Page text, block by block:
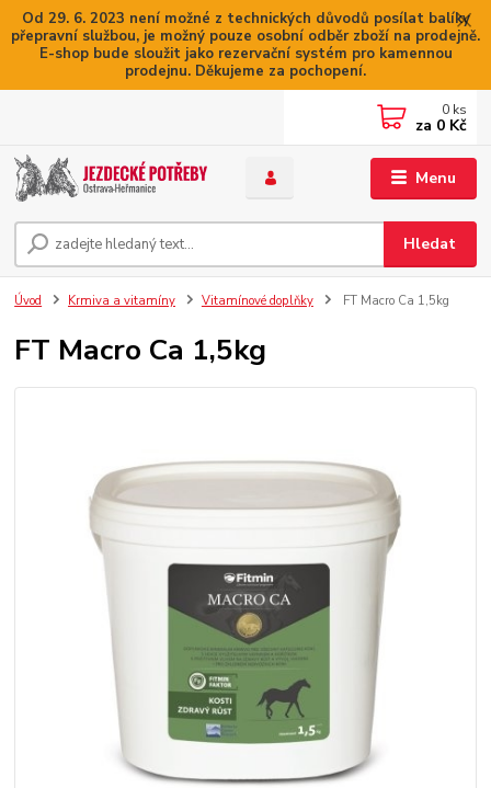
Od 29. 6. 2023 není možné z technických důvodů posílat balíky
přepravní službou, je možný pouze osobní odběr zboží na prodejně.
E-shop bude sloužit jako rezervační systém pro kamennou
prodejnu. Děkujeme za pochopení.
Menu
Hledat
0 ks
za 0 Kč
Úvod Krmiva a vitamíny Vitamínové doplňky FT Macro Ca 1,5kg
FT Macro Ca 1,5kg